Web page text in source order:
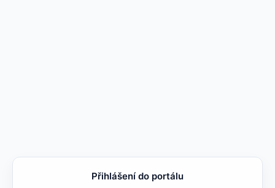
Přihlášení do portálu